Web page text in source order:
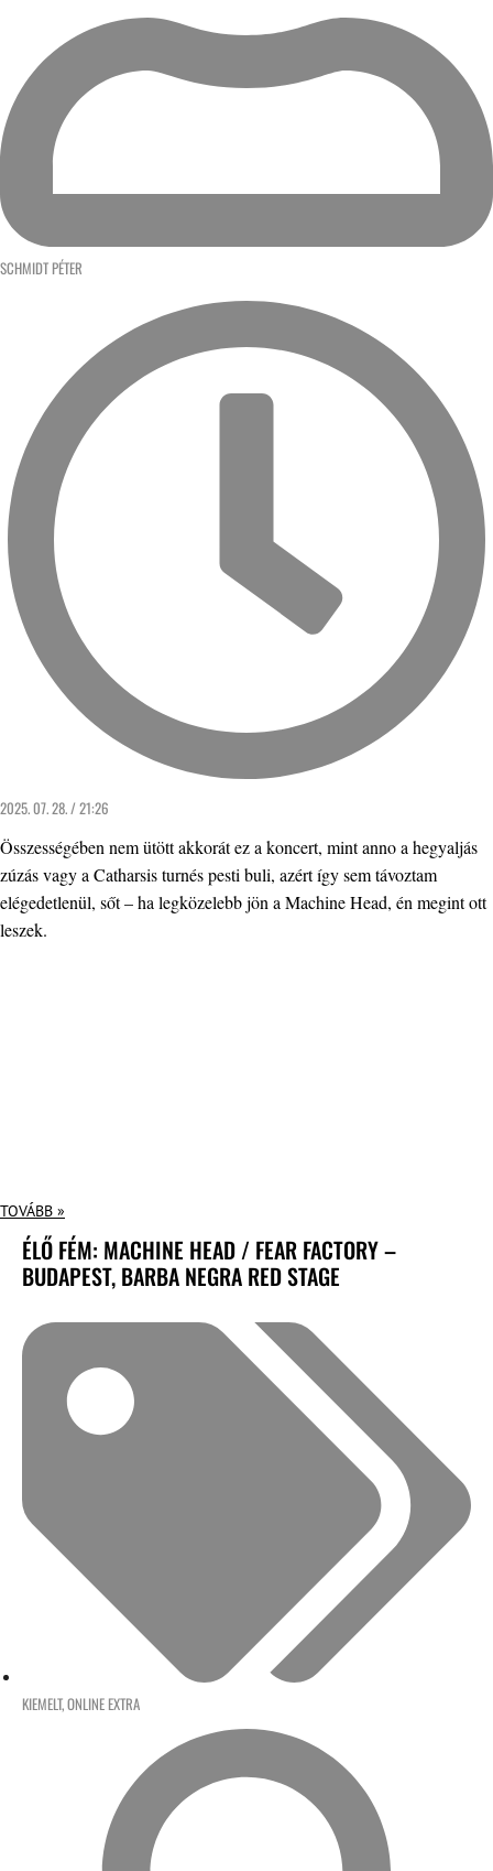
SCHMIDT PÉTER
2025. 07. 28. / 21:26
Összességében nem ütött akkorát ez a koncert, mint anno a hegyaljás
zúzás vagy a Catharsis turnés pesti buli, azért így sem távoztam
elégedetlenül, sőt – ha legközelebb jön a Machine Head, én megint ott
leszek.
TOVÁBB »
ÉLŐ FÉM: MACHINE HEAD / FEAR FACTORY –
BUDAPEST, BARBA NEGRA RED STAGE
KIEMELT,ONLINE EXTRA